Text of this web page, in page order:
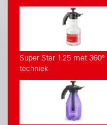
Super Star 1.25 met 360°
techniek